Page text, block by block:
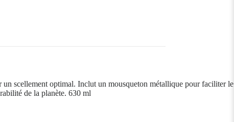
scellement optimal. Inclut un mousqueton métallique pour faciliter le
de la planète. 630 ml